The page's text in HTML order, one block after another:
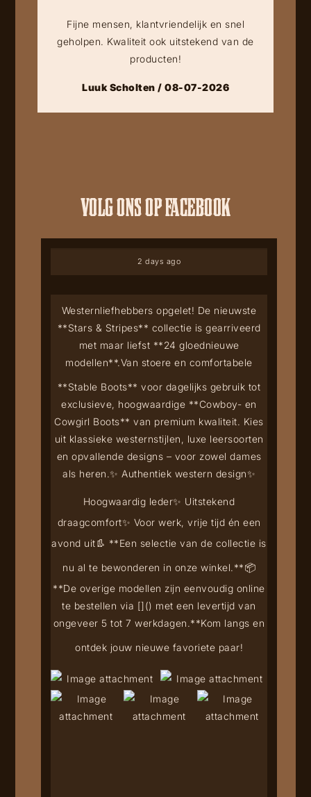
Fijne mensen, klantvriendelijk en snel
geholpen. Kwaliteit ook uitstekend van de
producten!
Luuk Scholten / 08-07-2026
VOLG ONS OP FACEBOOK
2 days ago
Westernliefhebbers opgelet! De nieuwste
**Stars & Stripes** collectie is gearriveerd
met maar liefst **24 gloednieuwe
modellen**.Van stoere en comfortabele
**Stable Boots** voor dagelijks gebruik tot
exclusieve, hoogwaardige **Cowboy- en
Cowgirl Boots** van premium kwaliteit. Kies
uit klassieke westernstijlen, luxe leersoorten
en opvallende designs – voor zowel dames
als heren.✨ Authentiek western design✨
Hoogwaardig leder✨ Uitstekend
draagcomfort✨ Voor werk, vrije tijd én een
avond uit👢 **Een selectie van de collectie is
nu al te bewonderen in onze winkel.**📦
**De overige modellen zijn eenvoudig online
te bestellen via []() met een levertijd van
ongeveer 5 tot 7 werkdagen.**Kom langs en
ontdek jouw nieuwe favoriete paar!